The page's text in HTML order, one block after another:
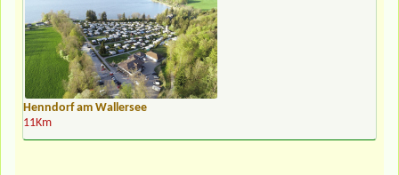
Henndorf am Wallersee
11Km